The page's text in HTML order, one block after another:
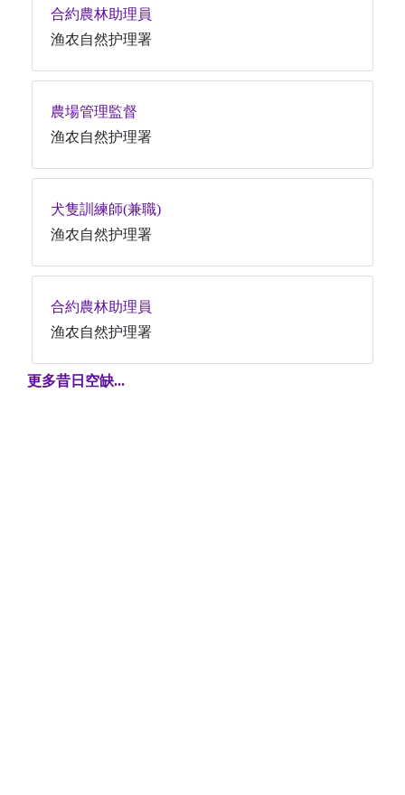
合約農林助理員
渔农自然护理署
農場管理監督
渔农自然护理署
犬隻訓練師(兼職)
渔农自然护理署
合約農林助理員
渔农自然护理署
更多昔日空缺...